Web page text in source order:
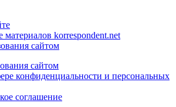
материалов korrespondent.net
сайтом
сайтом
конфиденциальности и персональных
соглашение